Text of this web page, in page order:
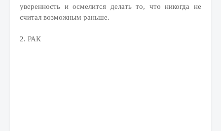
уверенность и осмелится делать то, что никогда не
считал возможным раньше.
2. РАК